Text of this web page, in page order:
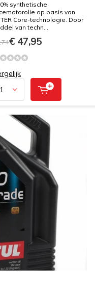
synthetische
op basis van
Core-technologie. Door
van techn...
€ 47,95